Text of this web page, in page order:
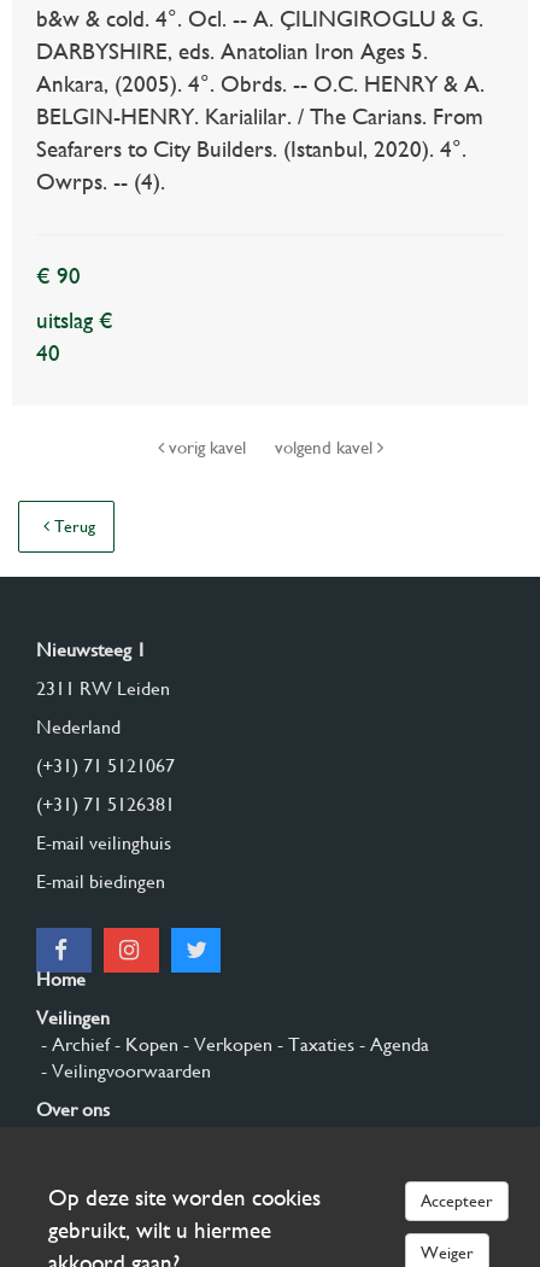
b&w & cold. 4°. Ocl. -- A. ÇILINGIROGLU & G.
DARBYSHIRE, eds. Anatolian Iron Ages 5.
Ankara, (2005). 4°. Obrds. -- O.C. HENRY & A.
BELGIN-HENRY. Karialilar. / The Carians. From
Seafarers to City Builders. (Istanbul, 2020). 4°.
Owrps. -- (4).
€ 90
uitslag €
40
vorig kavel volgend kavel
Terug
Nieuwsteeg 1
2311 RW Leiden
Nederland
(+31) 71 5121067
(+31) 71 5126381
E-mail veilinghuis
E-mail biedingen
Home
Veilingen
- Archief- Kopen - Verkopen - Taxaties - Agenda
- Veilingvoorwaarden
Over ons
Aanmelden
Op deze site worden cookies
gebruikt, wilt u hiermee
Accepteer
Weiger